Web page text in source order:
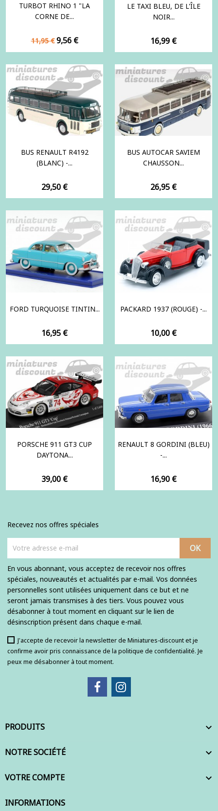
TURBOT RHINO 1 "LA
CORNE DE...
Prix
de
11,95 € Prix
9,56 €
LE TAXI BLEU, DE L'ÎLE
NOIR...
Prix
16,99 €
BUS RENAULT R4192
(BLANC) -...
Prix
29,50 €
BUS AUTOCAR SAVIEM
CHAUSSON...
Prix
26,95 €
FORD TURQUOISE TINTIN...
Prix
16,95 €
PACKARD 1937 (ROUGE) -...
Prix
10,00 €
PORSCHE 911 GT3 CUP
DAYTONA...
Prix
39,00 €
RENAULT 8 GORDINI (BLEU)
-...
Prix
16,90 €
Recevez nos offres spéciales
En vous abonnant, vous acceptez de recevoir nos offres
spéciales, nouveautés et actualités par e-mail. Vos données
personnelles sont utilisées uniquement dans ce but et ne
seront jamais transmises à des tiers. Vous pouvez vous
désabonner à tout moment en cliquant sur le lien de
désinscription présent dans chaque e-mail.
J'accepte de recevoir la newsletter de Miniatures-discount et je
confirme avoir pris connaissance de la politique de confidentialité. Je
peux me désabonner à tout moment.
PRODUITS 
NOTRE SOCIÉTÉ 
VOTRE COMPTE 
INFORMATIONS